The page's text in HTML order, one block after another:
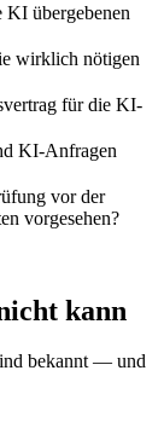
übergebenen
wirklich nötigen
für die KI-
KI-Anfragen
vor der
vorgesehen?
kann
bekannt — und